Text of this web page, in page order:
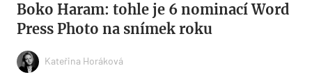
Boko Haram: tohle je 6 nominací Word
Press Photo na snímek roku
Kateřina Horáková